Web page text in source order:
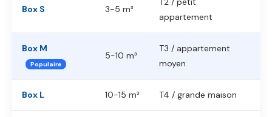
Box S 3-5 m³
appartement
Box M
Populaire
5-10 m³
T3 / appartement
moyen
Box L 10-15 m³ T4 / grande maison